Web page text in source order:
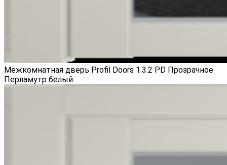
Межкомнатная дверь Profil Doors 1.3.2 PD Прозрачное
Перламутр белый